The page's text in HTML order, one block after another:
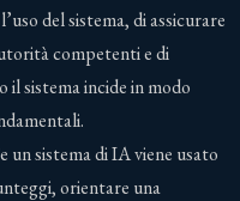
del sistema, di assicurare
competenti e di
il sistema incide in modo
sistema di IA viene usato
orientare una